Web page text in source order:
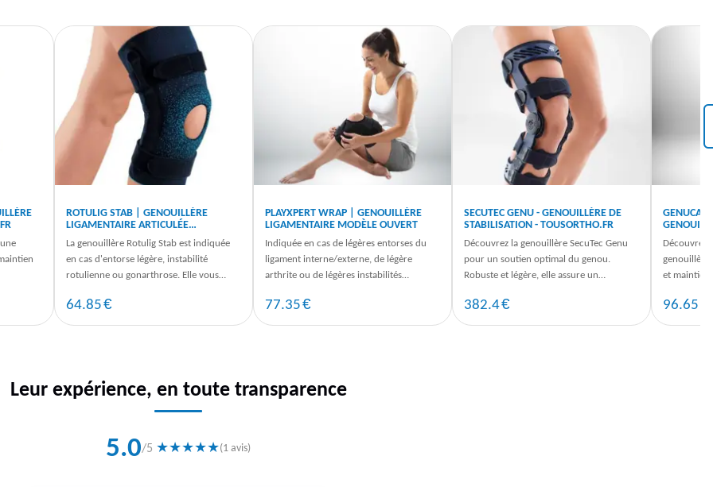
ROTULIG STAB | GENOUILLÈRE
LIGAMENTAIRE ARTICULÉE
ROTULIENNE
La genouillère Rotulig Stab est indiquée
en cas d'entorse légère, instabilité
rotulienne ou gonarthrose. Elle vous
64.85€
PLAYXPERT WRAP | GENOUILLÈRE
LIGAMENTAIRE MODÈLE OUVERT
Indiquée en cas de légères entorses du
ligament interne/externe, de légère
arthrite ou de légères instabilités
77.35€
SECUTEC GENU - GENOUILLÈRE DE
STABILISATION - TOUSORTHO.FR
Découvrez la genouillère SecuTec Genu
pour un soutien optimal du genou.
Robuste et légère, elle assure un
382.4€
Découvrez
et maintien
96.65
Leur expérience, en toute transparence
5.0/5 ★★★★★(1 avis)